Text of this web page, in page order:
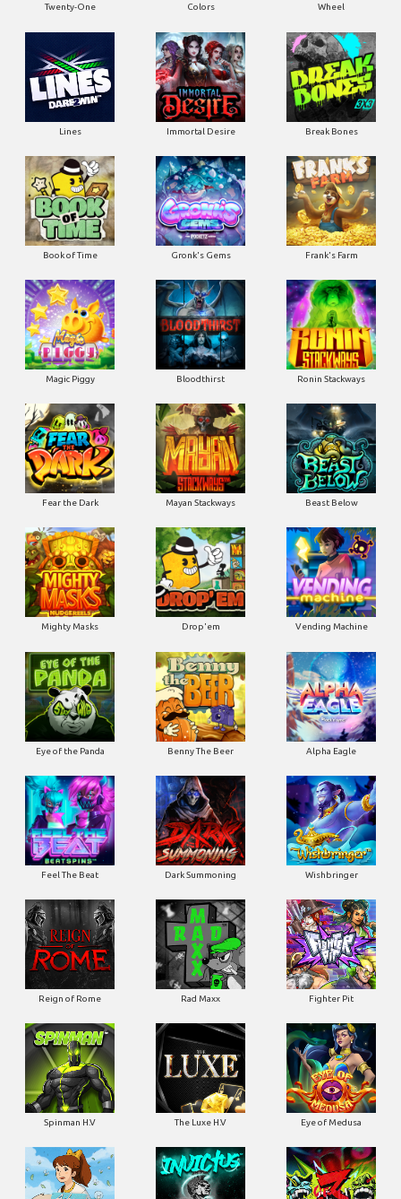
Twenty-One Colors Wheel
Lines Immortal Desire Break Bones
Book of Time Gronk's Gems Frank's Farm
Magic Piggy Bloodthirst Ronin Stackways
Fear the Dark Mayan Stackways Beast Below
Mighty Masks Drop'em Vending Machine
Eye of the Panda Benny The Beer Alpha Eagle
Feel The Beat Dark Summoning Wishbringer
Reign of Rome Rad Maxx Fighter Pit
Spinman H.V The Luxe H.V Eye of Medusa